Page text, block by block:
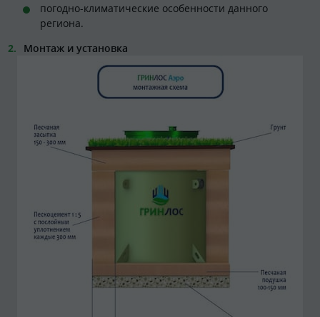
погодно-климатические особенности данного
региона.
Монтаж и установка